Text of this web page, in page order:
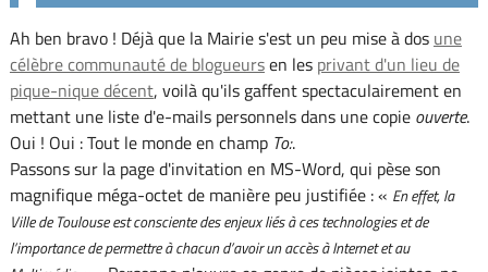
Ah ben bravo ! Déjà que la Mairie s'est un peu mise à dos une
célèbre communauté de blogueursen les privant d'un lieu de
pique-nique décent, voilà qu'ils gaffent spectaculairement en
mettant une liste d'e-mails personnels dans une copie ouverte.
Oui ! Oui : Tout le monde en champ To:.
Passons sur la page d'invitation en MS-Word, qui pèse son
magnifique méga-octet de manière peu justifiée : « En effet, la
Ville de Toulouse est consciente des enjeux liés à ces technologies et de
l’importance de permettre à chacun d’avoir un accès à Internet et au